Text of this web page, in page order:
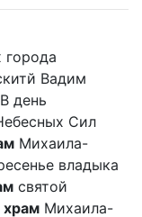
города
Вадим
день
Сил
Михаила-
владыка
святой
храм Михаила-